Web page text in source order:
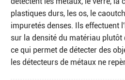
plastiques durs, les os, le
impuretés denses. Ils effectuent
sur la densité du matériau plutôt
ce qui permet de détecter des
les détecteurs de métaux ne